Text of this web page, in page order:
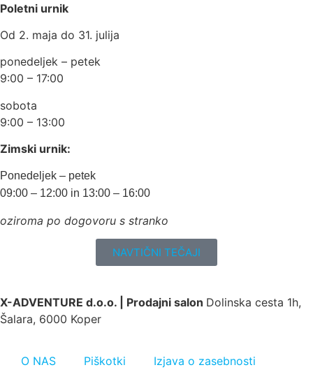
Poletni urnik
Od 2. maja do 31. julija
ponedeljek – petek
9:00 – 17:00
sobota
9:00 – 13:00
Zimski urnik:
Ponedeljek – petek
09:00 – 12:00 in 13:00 – 16:00
oziroma po dogovoru s stranko
NAVTIČNI TEČAJI
X-ADVENTURE d.o.o. | Prodajni salon Dolinska cesta 1h,
Šalara, 6000 Koper
O NAS Piškotki Izjava o zasebnosti